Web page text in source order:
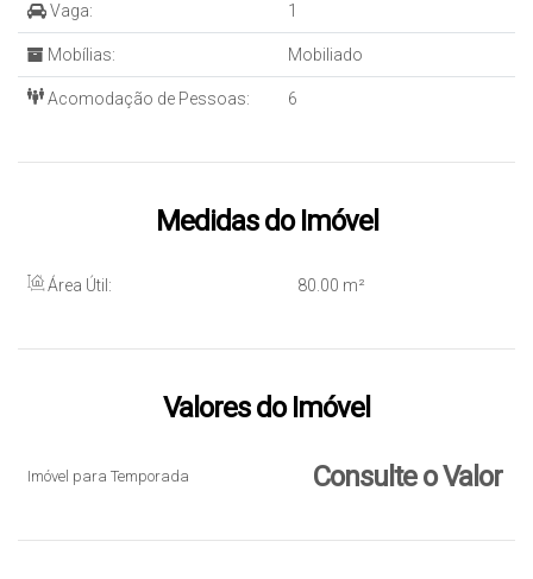
Vaga: 1
Mobílias: Mobiliado
Acomodação de Pessoas: 6
Medidas do Imóvel
Área Útil: 80.00 m²
Valores do Imóvel
Consulte o Valor
Imóvel para Temporada